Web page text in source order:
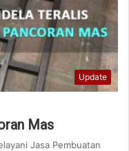
Update
Mas
Jasa Pembuatan